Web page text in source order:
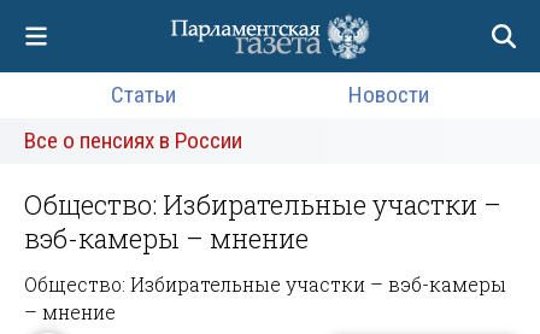
Статьи
Новости
Все о пенсиях в России
Общество: Избирательные участки –
вэб-камеры – мнение
Общество: Избирательные участки – вэб-камеры
– мнение